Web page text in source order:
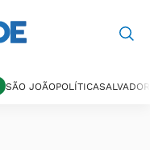
SÃO JOÃOPOLÍTICASALVADOR